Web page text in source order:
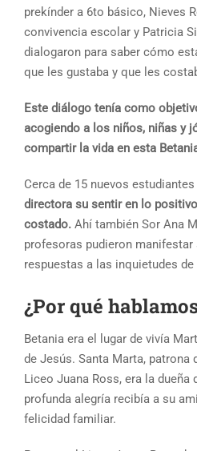
prekínder a 6to básico, Nieves
convivencia escolar y Patricia
dialogaron para saber cómo
que les gustaba y que les
Este diálogo tenía como
acogiendo a los niños, niñas y
compartir la vida en esta
Cerca de 15 nuevos estudiantes
directora su sentir en lo
costado. Ahí también Sor Ana
profesoras pudieron
respuestas a las inquietudes
¿Por qué
Betania era el lugar de vivía
de Jesús. Santa Marta, patrona
Liceo Juana Ross, era la dueña
profunda alegría recibía a su
felicidad familiar.